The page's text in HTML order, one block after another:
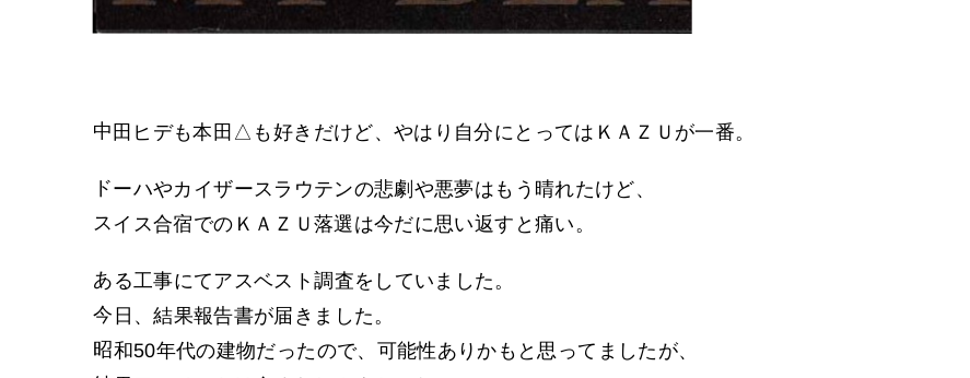
中田ヒデも本田△も好きだけど、やはり自分にとってはＫＡＺＵが一番。
ドーハやカイザースラウテンの悲劇や悪夢はもう晴れたけど、
スイス合宿でのＫＡＺＵ落選は今だに思い返すと痛い。
ある工事にてアスベスト調査をしていました。
今日、結果報告書が届きました。
昭和50年代の建物だったので、可能性ありかもと思ってましたが、